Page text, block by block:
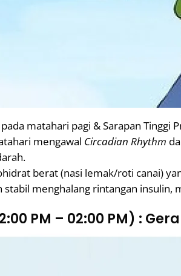
matahari pagi & Sarapan Tinggi
mengawal Circadian Rhythm
berat (nasi lemak/roti canai)
stabil menghalang rintangan insulin,
PM – 02:00 PM) :